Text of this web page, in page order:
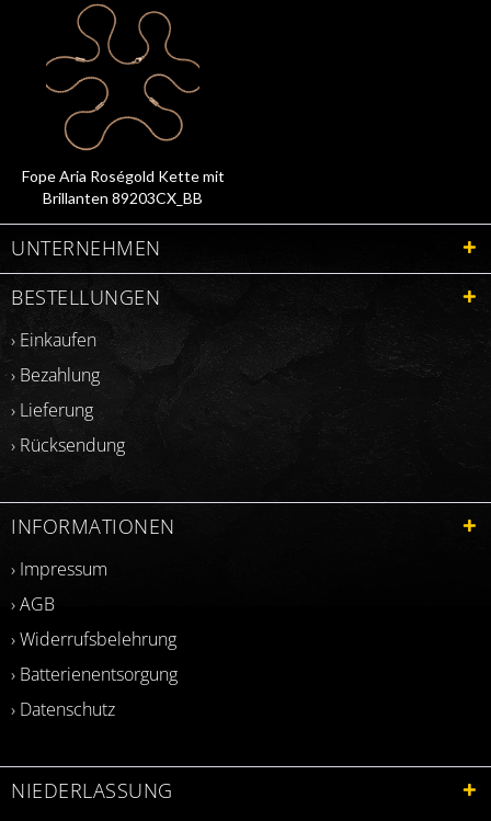
Fope Aria Roségold Kette mit
Brillanten 89203CX_BB
UNTERNEHMEN
BESTELLUNGEN
› Einkaufen
› Bezahlung
› Lieferung
› Rücksendung
INFORMATIONEN
› Impressum
› AGB
› Widerrufsbelehrung
› Batterienentsorgung
› Datenschutz
NIEDERLASSUNG